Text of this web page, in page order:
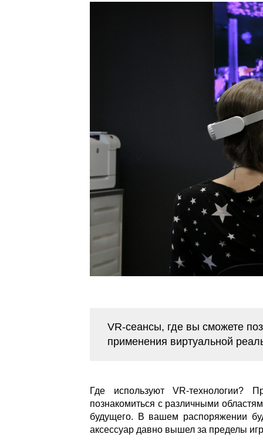
VR-сеансы, где вы сможете
применения виртуальной
Где используют VR-
познакомиться с различными
будущего. В вашем распоряжении
аксессуар давно вышел за пределы